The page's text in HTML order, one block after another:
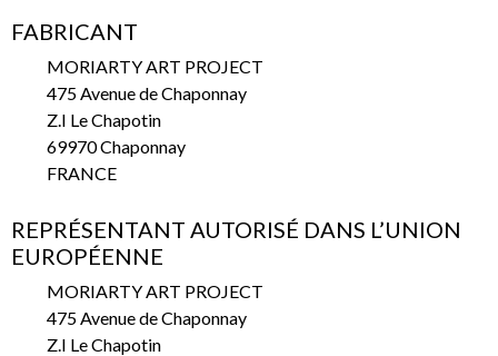
FABRICANT
MORIARTY ART PROJECT
475 Avenue de Chaponnay
Z.I Le Chapotin
69970 Chaponnay
FRANCE
REPRÉSENTANT AUTORISÉ DANS L’UNION
EUROPÉENNE
MORIARTY ART PROJECT
475 Avenue de Chaponnay
Z.I Le Chapotin